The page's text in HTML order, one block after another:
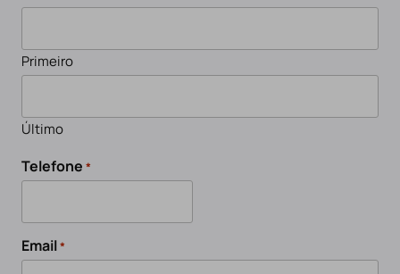
Primeiro
Último
Telefone *
Email*